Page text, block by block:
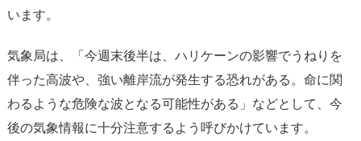
います。
気象局は、「今週末後半は、ハリケーンの影響でうねりを
伴った高波や、強い離岸流が発生する恐れがある。命に関
わるような危険な波となる可能性がある」などとして、今
後の気象情報に十分注意するよう呼びかけています。